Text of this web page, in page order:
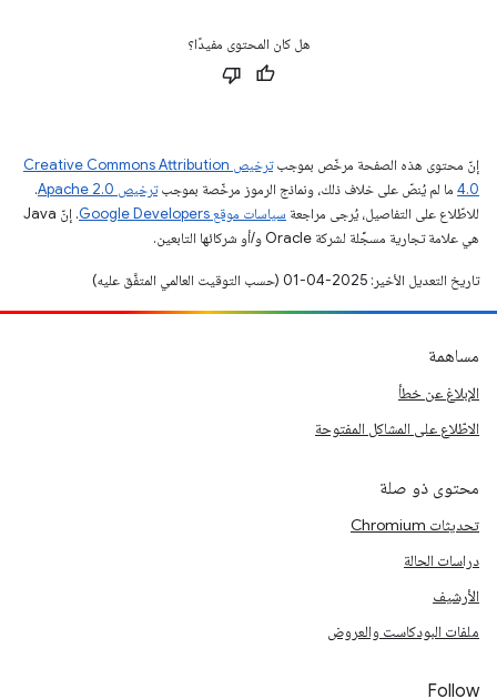
هل كان المحتوى مفيدًا؟
إنّ محتوى هذه الصفحة مرخّص بموجب
ترخيص Creative Commons Attribution
4.0‏ ما لم يُنصّ على خلاف ذلك، ونماذج الرموز مرخّصة بموجبترخيص Apache 2.0‏
.
للاطّلاع على التفاصيل، يُرجى مراجعة سياسات موقع Google Developers‏
. إنّ Java
هي علامة تجارية مسجَّلة لشركة Oracle و/أو شركائها التابعين.
تاريخ التعديل الأخير: 2025-04-01 (حسب التوقيت العالمي المتفَّق عليه)
مساهمة
الإبلاغ عن خطأ
الاطّلاع على المشاكل المفتوحة
محتوى ذو صلة
تحديثات Chromium
دراسات الحالة
الأرشيف
ملفات البودكاست والعروض
Follow